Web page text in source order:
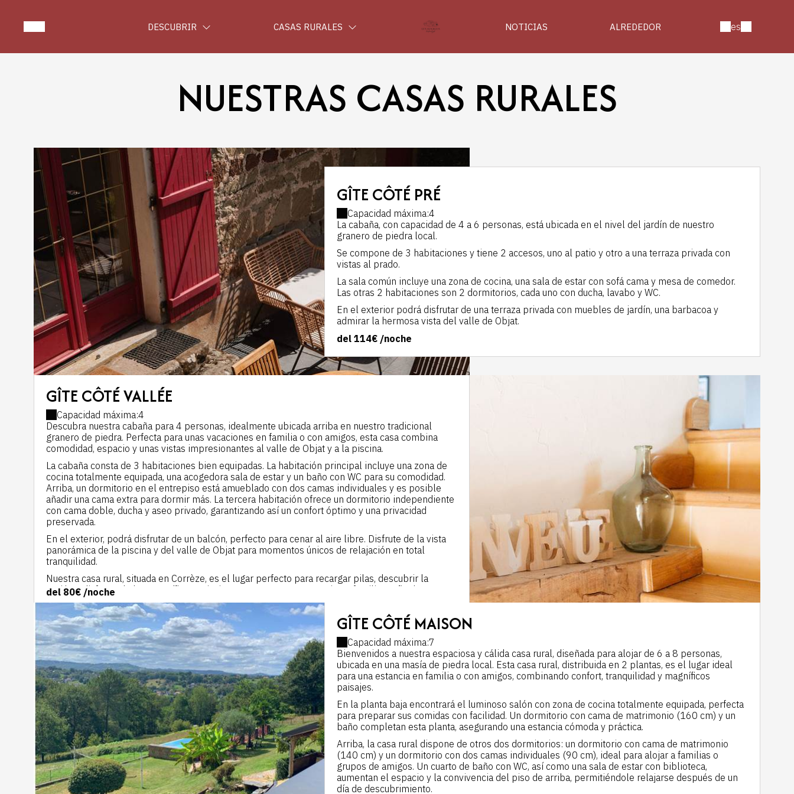
DESCUBRIR CASAS RURALES NOTICIAS ALREDEDOR es
NUESTRAS CASAS RURALES
GÎTE CÔTÉ PRÉ
Capacidad máxima:4
La cabaña, con capacidad de 4 a 6 personas, está ubicada en el nivel del jardín de nuestro
granero de piedra local.
Se compone de 3 habitaciones y tiene 2 accesos, uno al patio y otro a una terraza privada con
vistas al prado.
La sala común incluye una zona de cocina, una sala de estar con sofá cama y mesa de comedor.
Las otras 2 habitaciones son 2 dormitorios, cada uno con ducha, lavabo y WC.
En el exterior podrá disfrutar de una terraza privada con muebles de jardín, una barbacoa y
admirar la hermosa vista del valle de Objat.
del 114€ /noche
GÎTE CÔTÉ VALLÉE
Capacidad máxima:4
Descubra nuestra cabaña para 4 personas, idealmente ubicada arriba en nuestro tradicional
granero de piedra. Perfecta para unas vacaciones en familia o con amigos, esta casa combina
comodidad, espacio y unas vistas impresionantes al valle de Objat y a la piscina.
La cabaña consta de 3 habitaciones bien equipadas. La habitación principal incluye una zona de
cocina totalmente equipada, una acogedora sala de estar y un baño con WC para su comodidad.
Arriba, un dormitorio en el entrepiso está amueblado con dos camas individuales y es posible
añadir una cama extra para dormir más. La tercera habitación ofrece un dormitorio independiente
con cama doble, ducha y aseo privado, garantizando así un confort óptimo y una privacidad
preservada.
En el exterior, podrá disfrutar de un balcón, perfecto para cenar al aire libre. Disfrute de la vista
panorámica de la piscina y del valle de Objat para momentos únicos de relajación en total
tranquilidad.
Nuestra casa rural, situada en Corrèze, es el lugar perfecto para recargar pilas, descubrir la
región y disfrutar de los magníficos paisajes. Ya sea para una estancia en familia, un fin de semana
romántico o una escapada con amigos, esta casa rural cumplirá todas tus expectativas. Reserve
ahora para vivir una experiencia inolvidable en nuestra casa rural en Objat, un alojamiento
acogedor con una vista impresionante.
del 80€ /noche
GÎTE CÔTÉ MAISON
Capacidad máxima:7
Bienvenidos a nuestra espaciosa y cálida casa rural, diseñada para alojar de 6 a 8 personas,
ubicada en una masía de piedra local. Esta casa rural, distribuida en 2 plantas, es el lugar ideal
para una estancia en familia o con amigos, combinando confort, tranquilidad y magníficos
paisajes.
En la planta baja encontrará el luminoso salón con zona de cocina totalmente equipada, perfecta
para preparar sus comidas con facilidad. Un dormitorio con cama de matrimonio (160 cm) y un
baño completan esta planta, asegurando una estancia cómoda y práctica.
Arriba, la casa rural dispone de otros dos dormitorios: un dormitorio con cama de matrimonio
(140 cm) y un dormitorio con dos camas individuales (90 cm), ideal para alojar a familias o
grupos de amigos. Un cuarto de baño con WC, así como una sala de estar con biblioteca,
aumentan el espacio y la convivencia del piso de arriba, permitiéndole relajarse después de un
día de descubrimiento.